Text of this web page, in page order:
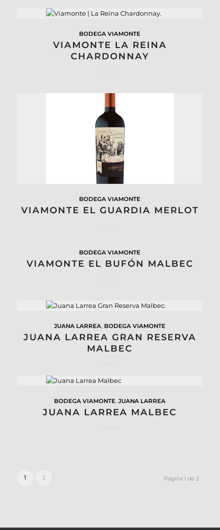
BODEGA VIAMONTE
VIAMONTE LA REINA
CHARDONNAY
BODEGA VIAMONTE
VIAMONTE EL GUARDIA MERLOT
BODEGA VIAMONTE
VIAMONTE EL BUFÓN MALBEC
JUANA LARREA, BODEGA VIAMONTE
JUANA LARREA GRAN RESERVA
MALBEC
BODEGA VIAMONTE,JUANA LARREA
JUANA LARREA MALBEC
Página 1 de 2
1 2